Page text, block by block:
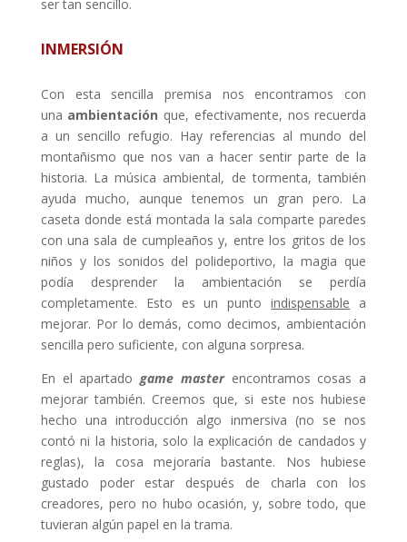
ser tan sencillo.
INMERSIÓN
Con esta sencilla premisa nos encontramos con
una ambientación que, efectivamente, nos recuerda
a un sencillo refugio. Hay referencias al mundo del
montañismo que nos van a hacer sentir parte de la
historia. La música ambiental, de tormenta, también
ayuda mucho, aunque tenemos un gran pero. La
caseta donde está montada la sala comparte paredes
con una sala de cumpleaños y, entre los gritos de los
niños y los sonidos del polideportivo, la magia que
podía desprender la ambientación se perdía
completamente. Esto es un puntoindispensable a
mejorar. Por lo demás, como decimos, ambientación
sencilla pero suficiente, con alguna sorpresa.
En el apartadogame master encontramos cosas a
mejorar también. Creemos que, si este nos hubiese
hecho una introducción algo inmersiva (no se nos
contó ni la historia, solo la explicación de candados y
reglas), la cosa mejoraría bastante. Nos hubiese
gustado poder estar después de charla con los
creadores, pero no hubo ocasión, y, sobre todo, que
tuvieran algún papel en la trama.